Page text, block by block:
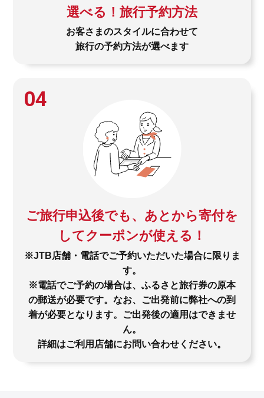
選べる！旅行予約方法
お客さまのスタイルに合わせて
旅行の予約方法が選べます
04
ご旅行申込後でも、あとから寄付を
してクーポンが使える！
※JTB店舗・電話でご予約いただいた場合に限りま
す。
※電話でご予約の場合は、ふるさと旅行券の原本
の郵送が必要です。なお、ご出発前に弊社への到
着が必要となります。ご出発後の適用はできませ
ん。
詳細はご利用店舗にお問い合わせください。